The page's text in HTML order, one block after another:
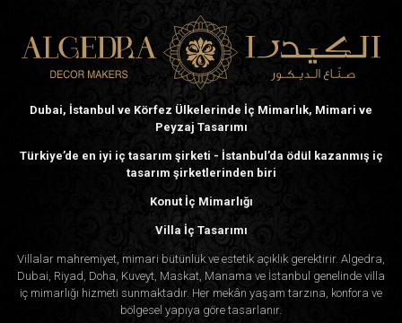
Dubai, İstanbul ve Körfez Ülkelerinde İç Mimarlık, Mimari ve
Peyzaj Tasarımı
Türkiye’de en iyi iç tasarım şirketi - İstanbul’da ödül kazanmış iç
tasarım şirketlerinden biri
Konut İç Mimarlığı
Villa İç Tasarımı
Villalar mahremiyet, mimari bütünlük ve estetik açıklık gerektirir. Algedra,
Dubai, Riyad, Doha, Kuveyt, Maskat, Manama ve İstanbul genelinde villa
iç mimarlığı hizmeti sunmaktadır. Her mekân yaşam tarzına, konfora ve
bölgesel yapıya göre tasarlanır.